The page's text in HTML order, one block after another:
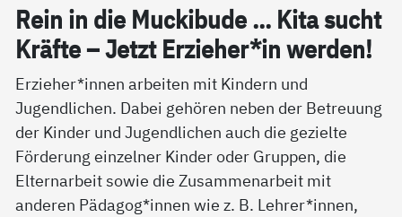
Rein in die Mu­cki­bu­de ... Ki­ta sucht
Kräf­te – Jetzt Er­zie­her*in wer­den!
Erzieher*innen arbeiten mit Kindern und
Jugendlichen. Dabei gehören neben der Betreuung
der Kinder und Jugendlichen auch die gezielte
Förderung einzelner Kinder oder Gruppen, die
Elternarbeit sowie die Zusammenarbeit mit
anderen Pädagog*innen wie z. B. Lehrer*innen,